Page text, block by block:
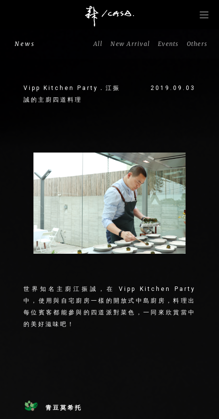
News All New Arrival Events Others
Vipp Kitchen Party．江振
誠的主廚四道料理
2019.09.03
世界知名主廚江振誠，在 Vipp Kitchen Party
中，使用與自宅廚房一樣的開放式中島廚房，料理出
每位賓客都能參與的四道派對菜色，一同來欣賞當中
的美好滋味吧！
青豆莫希托